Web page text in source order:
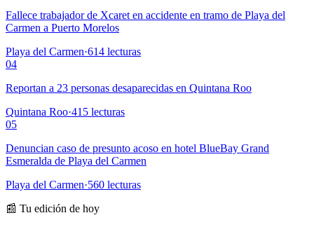
Fallece trabajador de Xcaret en accidente en tramo de Playa del
Carmen a Puerto Morelos
Playa del Carmen·614 lecturas
04
Reportan a 23 personas desaparecidas en Quintana Roo
Quintana Roo·415 lecturas
05
Denuncian caso de presunto acoso en hotel BlueBay Grand
Esmeralda de Playa del Carmen
Playa del Carmen·560 lecturas
📰 Tu edición de hoy